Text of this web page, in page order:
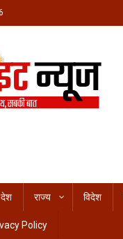
देश राज्य विदेश
Policy